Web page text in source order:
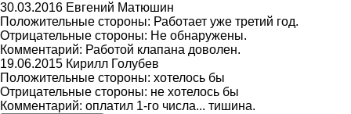
30.03.2016 Евгений Матюшин
Положительные стороны: Работает уже третий год.
Отрицательные стороны: Не обнаружены.
Комментарий: Работой клапана доволен.
19.06.2015 Кирилл Голубев
Положительные стороны: хотелось бы
Отрицательные стороны: не хотелось бы
Комментарий: оплатил 1-го числа... тишина.